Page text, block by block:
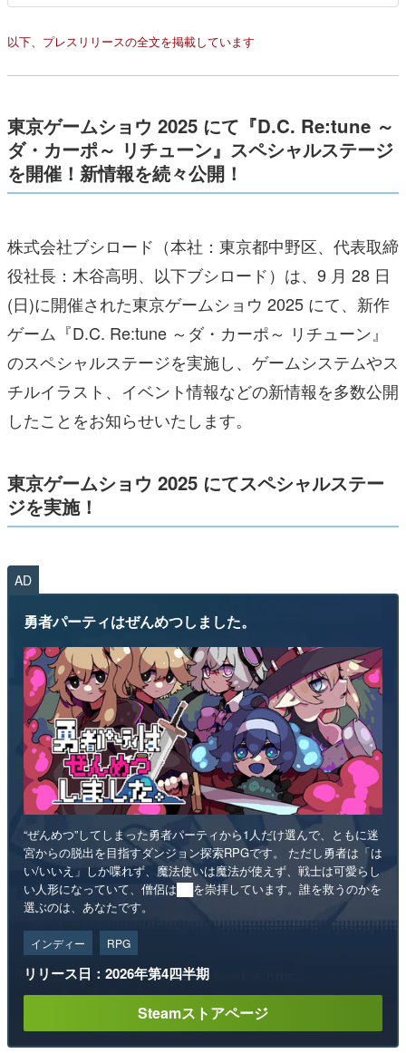
以下、プレスリリースの全文を掲載しています
東京ゲームショウ 2025 にて 『D.C. Re:tune ～
ダ・カーポ～ リチューン』スペシャルステージ
を開催！新情報を続々公開！
株式会社ブシロード（本社：東京都中野区、代表取締
役社長：木谷高明、以下ブシロード）は、9 月 28 日
(日)に開催された東京ゲームショウ 2025 にて、新作
ゲーム『D.C. Re:tune ～ダ・カーポ～ リチューン』
のスペシャルステージを実施し、ゲームシステムやス
チルイラスト、イベント情報などの新情報を多数公開
したことをお知らせいたします。
東京ゲームショウ 2025 にてスペシャルステー
ジを実施！
AD
勇者パーティはぜんめつしました。
“ぜんめつ”してしまった勇者パーティから1人だけ選んで、ともに迷
宮からの脱出を目指すダンジョン探索RPGです。 ただし勇者は「は
い/いいえ」しか喋れず、魔法使いは魔法が使えず、戦士は可愛らし
い人形になっていて、僧侶は██を崇拝しています。誰を救うのかを
選ぶのは、あなたです。
インディー RPG
リリース日：2026年第4四半期
Steamストアページ